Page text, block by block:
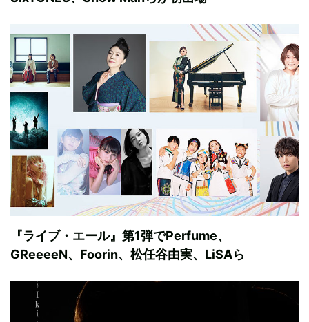
『ライブ・エール』第1弾でPerfume、
GReeeeN、Foorin、松任谷由実、LiSAら